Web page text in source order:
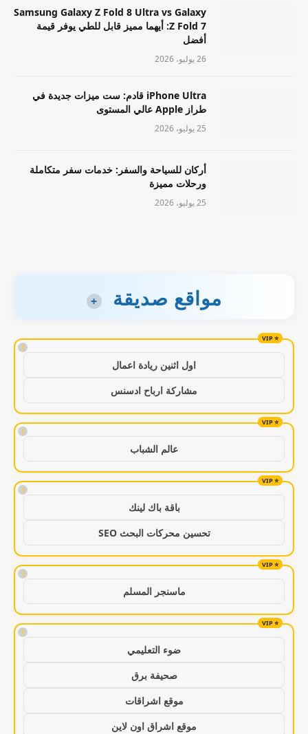
Samsung Galaxy Z Fold 8 Ultra vs Galaxy
Z Fold 7: أيهما مميز قابل للطي يوفر قيمة
أفضل
26 يوليو، 2026
iPhone Ultra قادم: ست ميزات جديدة في
طراز Apple عالي المستوى
25 يوليو، 2026
أركان للسياحة والسفر: خدمات سفر متكاملة
ورحلات مميزة
25 يوليو، 2026
مواقع صديقة +
!
اول اثنين ريادة اعمال
مشاركة ارباح ادسنس
!
عالم الشباب
!
باقة باك لينك
تحسين محركات البحث SEO
!
ماسنجر المسلم
!
ضوء التعليمي
صحيفة برق
موقع اشراقات
موقع اشراق اون لاين